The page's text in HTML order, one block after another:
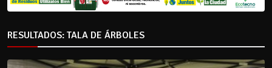
RESULTADOS: TALA DE ÁRBOLES